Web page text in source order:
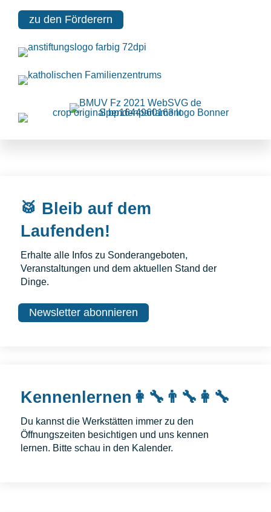
zu den Förderern
🥁 Bleib auf dem
Laufenden!
Erhalte alle Infos zu Sonderangeboten,
Veranstaltungen und dem aktuellen Stand der
Dinge.
Newsletter abonnieren
Kennenlernen👩‍🔧👨‍🔧👩‍🔧
Du kannst die Werkstätten immer zu den
Öffnungszeiten besichtigen und uns kennen
lernen. Bitte schau in den Kalender.